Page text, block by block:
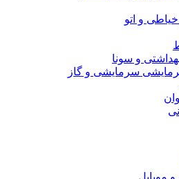
سونا
و گاز